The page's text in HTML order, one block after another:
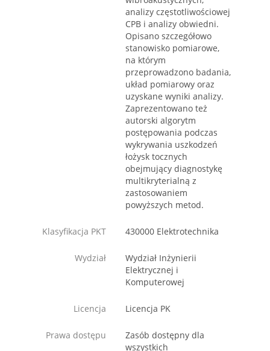
analizy częstotliwościowej
CPB i analizy obwiedni.
Opisano szczegółowo
stanowisko pomiarowe,
na którym
przeprowadzono badania,
układ pomiarowy oraz
uzyskane wyniki analizy.
Zaprezentowano też
autorski algorytm
postępowania podczas
wykrywania uszkodzeń
łożysk tocznych
obejmujący diagnostykę
multikryterialną z
zastosowaniem
powyższych metod.
Klasyfikacja PKT 430000 Elektrotechnika
Wydział
Wydział Inżynierii
Elektrycznej i
Komputerowej
Licencja Licencja PK
Prawa dostępu
Zasób dostępny dla
wszystkich